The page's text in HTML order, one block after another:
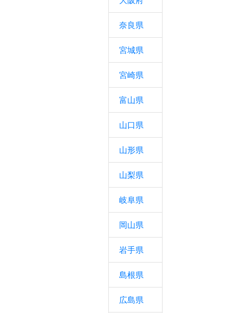
奈良県
宮城県
宮崎県
富山県
山口県
山形県
山梨県
岐阜県
岡山県
岩手県
島根県
広島県